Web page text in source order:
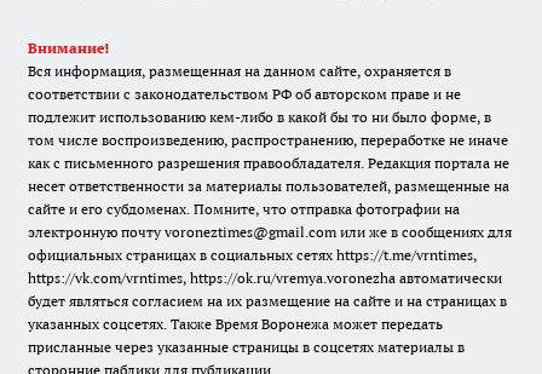
Внимание!
Вся информация, размещенная на данном сайте, охраняется в
соответствии с законодательством РФ об авторском праве и не
подлежит использованию кем-либо в какой бы то ни было форме, в
том числе воспроизведению, распространению, переработке не иначе
как с письменного разрешения правообладателя. Редакция портала не
несет ответственности за материалы пользователей, размещенные на
сайте и его субдоменах. Помните, что отправка фотографии на
электронную почту voroneztimes@gmail.com или же в сообщениях для
официальных страницах в социальных сетях https://t.me/vrntimes,
https://vk.com/vrntimes, https://ok.ru/vremya.voronezha автоматически
будет являться согласием на их размещение на сайте и на страницах в
указанных соцсетях. Также Время Воронежа может передать
присланные через указанные страницы в соцсетях материалы в
сторонние паблики для публикации.